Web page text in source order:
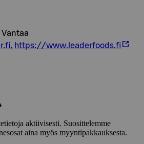
Vantaa
, https://www.leaderfoods.fi
aktiivisesti. Suosittelemme
aina myös myyntipakkauksesta.